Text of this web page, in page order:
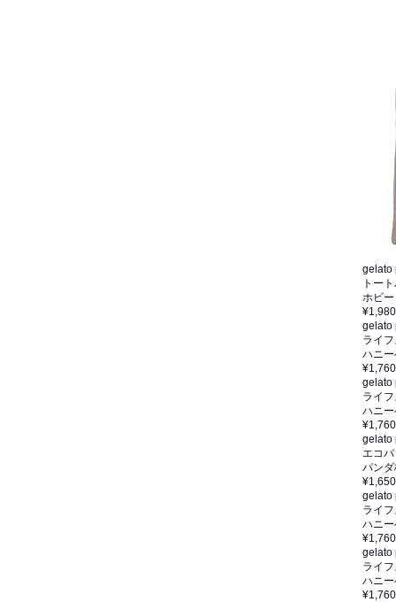
gelato
トー
ホビ
¥1,980
gelato
ライ
ハニ
¥1,760
gelato
ライ
ハニ
¥1,760
gelato
エコ
パン
¥1,650
gelato
ライ
ハニ
¥1,760
gelato
ライ
ハニ
¥1,760